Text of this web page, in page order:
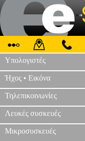
Υπολογιστές
Ήχος • Εικόνα
Τηλεπικοινωνίες
Λευκές συσκευές
Μικροσυσκευές